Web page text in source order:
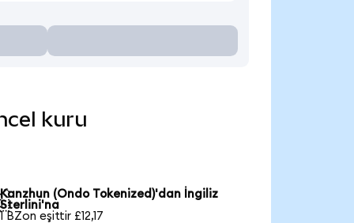
kuru
Kanzhun (Ondo Tokenized)'dan İngiliz
Sterlini'na
1 BZon eşittir £12,17